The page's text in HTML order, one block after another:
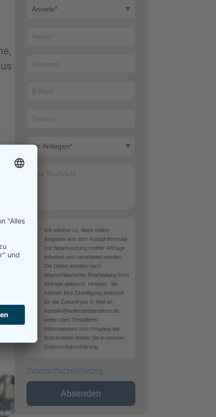
Ich stimme zu, dass meine
Angaben aus dem Kontaktformular
zur Beantwortung meiner Anfrage
erhoben und verarbeitet werden.
Die Daten werden nach
abgeschlossener Bearbeitung Ihrer
Anfrage gelöscht. Hinweis: Sie
können Ihre Einwilligung jederzeit
für die Zukunft per E-Mail an
kontakt@helfendehaendeev.de
widerrufen. Detaillierte
Informationen zum Umgang mit
Nutzerdaten finden Sie in unserer
Datenschutzerklärung.
Datenschutzerklärung
Absenden